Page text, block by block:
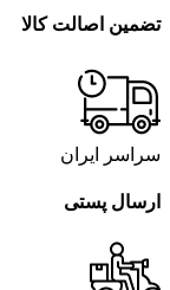
تضمین اصالت کالا
سراسر ایران
ارسال پستی